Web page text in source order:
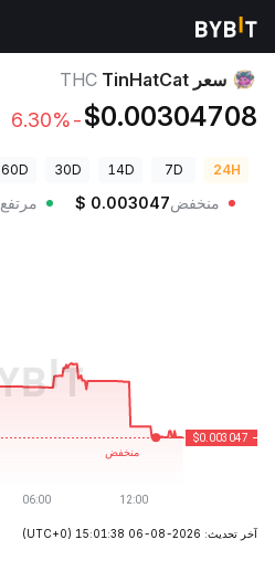
أسعار العملات الرقمية
سعر TinHatCat THC
$0.00304708
-6.30%
24H
7D
14D
30D
60D
منخفض $ 0.003047 مرتفع
آخر تحديث: 2026-08-06 15:01:38 (UTC+0)